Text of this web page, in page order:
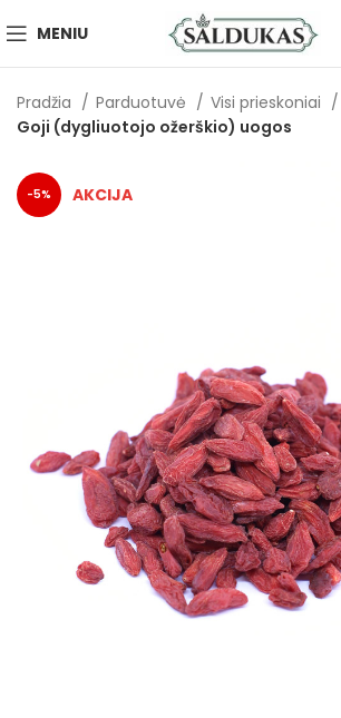
MENIU
Pradžia Parduotuvė
Visi prieskoniai
Goji (dygliuotojo ožerškio) uogos
-5%